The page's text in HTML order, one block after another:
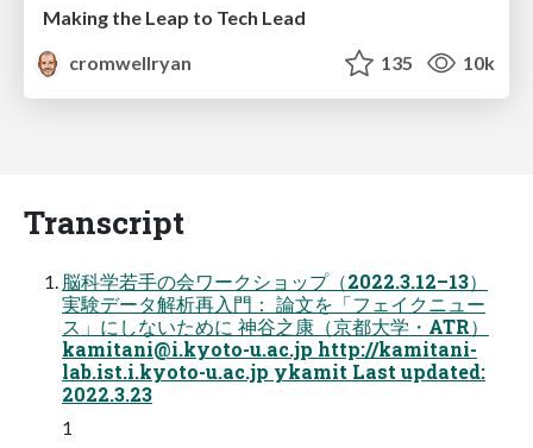
Making the Leap to Tech Lead
cromwellryan
135 10k
Transcript
脳科学若手の会ワークショップ（2022.3.12–13）
実験データ解析再入門： 論文を「フェイクニュー
ス」にしないために 神谷之康（京都大学・ATR）
kamitani@i.kyoto-u.ac.jp http://kamitani-
lab.ist.i.kyoto-u.ac.jp ykamit Last updated:
2022.3.23
1